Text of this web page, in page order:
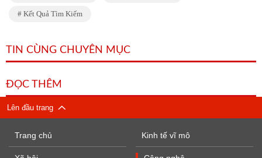
Kết Quả Tìm Kiếm
TIN CÙNG CHUYÊN MỤC
ĐỌC THÊM
Lên đầu trang
Trang chủ Kinh tế vĩ mô